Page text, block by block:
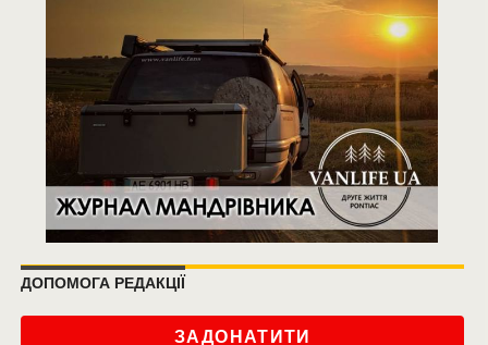
ДОПОМОГА РЕДАКЦІЇ
ЗАДОНАТИТИ